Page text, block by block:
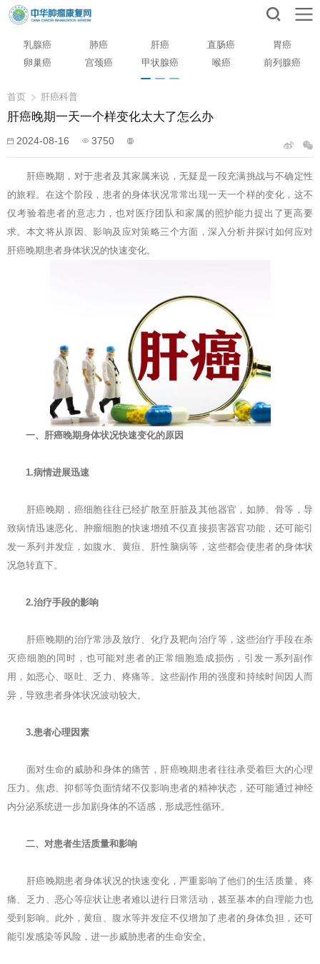
乳腺癌 肺癌 肝癌 直肠癌
胃癌
卵巢癌
宫颈癌 甲状腺癌 喉癌 前列腺癌
首页 肝癌科普
肝癌晚期一天一个样变化太大了怎么办
2024-08-16 3750
肝癌晚期 ，对于患者及其家属来说，无疑是一段充满挑战与不确定性
的旅程。在这个阶段，患者的身体状况常常出现一天一个样的变化，这不
仅考验着患者的意志力，也对医疗团队和家属的照护能力提出了更高要
求。本文将从原因、影响及应对策略三个方面，深入分析并探讨如何应对
肝癌晚期患者身体状况的快速变化。
一、肝癌晚期身体状况快速变化的原因
1.病情进展迅速
肝癌晚期，癌细胞往往已经扩散至肝脏及其他器官，如肺、骨等，导
致病情迅速恶化。肿瘤细胞的快速增殖不仅直接损害器官功能，还可能引
发一系列并发症，如腹水、黄疸、肝性脑病等，这些都会使患者的身体状
况急转直下。
2.治疗手段的影响
肝癌晚期的治疗常涉及放疗、化疗及靶向治疗等，这些治疗手段在杀
灭癌细胞的同时，也可能对患者的正常细胞造成损伤，引发一系列副作
用，如恶心、呕吐、乏力、疼痛等。这些副作用的强度和持续时间因人而
异，导致患者身体状况波动较大。
3.患者心理因素
面对生命的威胁和身体的痛苦，肝癌晚期患者往往承受着巨大的心理
压力。焦虑、抑郁等负面情绪不仅影响患者的精神状态，还可能通过神经
内分泌系统进一步加剧身体的不适感，形成恶性循环。
二、对患者生活质量和影响
肝癌晚期患者身体状况的快速变化，严重影响了他们的生活质量。疼
痛、乏力、恶心等症状让患者难以进行日常活动，甚至基本的自理能力也
受到影响。此外，黄疸、腹水等并发症不仅增加了患者的身体负担，还可
能引发感染等风险，进一步威胁患者的生命安全。